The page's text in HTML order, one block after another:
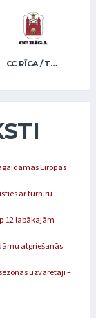
CC RĪGA / TRUKŠĀNS
Eiropas
ar turnīru
12 labākajām
atgriešanās
uzvarētāji –